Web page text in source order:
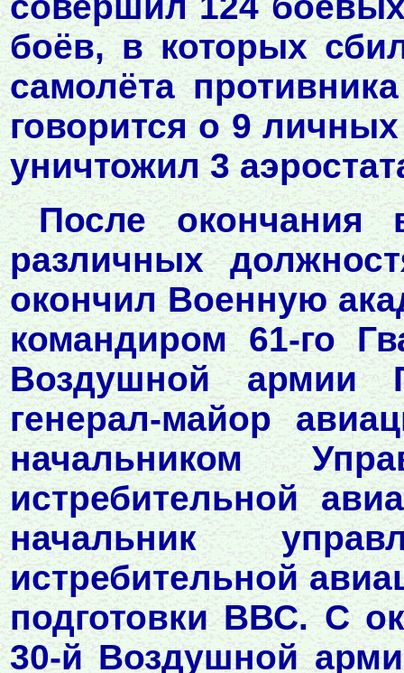
боёв, в которых
самолёта
говорится о 9
уничтожил 3
После окончания
различных
окончил Военную
командиром 61-го
Воздушной армии
генерал-майор
начальником
истребительной
начальник
истребительной
подготовки ВВС. С
30-й Воздушной